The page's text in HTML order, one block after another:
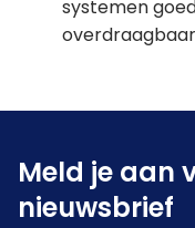
systemen
overdraagbaar
Meld je aan
nieuwsbrief